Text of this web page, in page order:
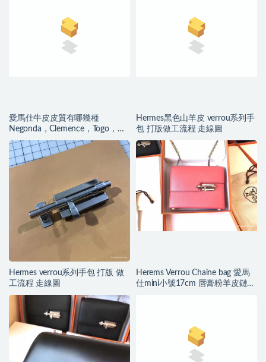
愛馬仕牛皮皮質有哪幾種
Negonda，Clemence，Togo，
Swift牛皮解讀
Hermes黑色山羊皮 verrou系列手
包 打版做工流程 走線圖
Hermes verrou系列手包 打版 做
工流程 走線圖
Herems Verrou Chaine bag 愛馬
仕mini小號17cm 唇膏粉羊皮鏈條